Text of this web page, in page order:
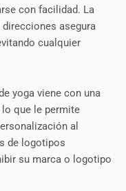
con facilidad. La
asegura
cualquier
yoga viene con una
que le permite
al
de logotipos
su marca o logotipo